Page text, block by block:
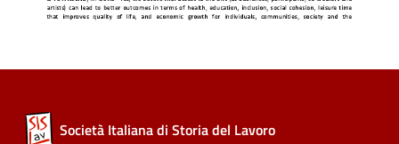
Società Italiana di Storia del Lavoro